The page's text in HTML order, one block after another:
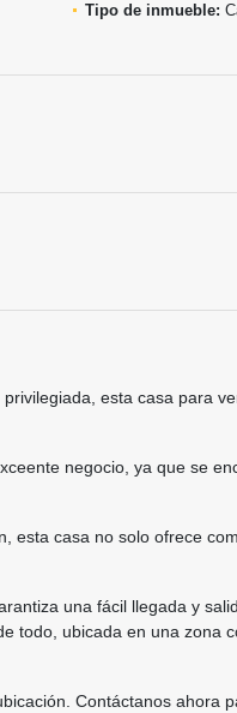
Tipo de inmueble:
esta casa para
negocio, ya que se
esta casa no solo ofrece
una fácil llegada y
todo, ubicada en una zona
Contáctanos ahora